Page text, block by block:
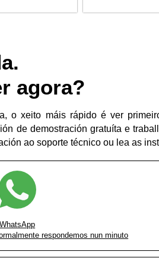
agora?
o xeito máis rápido é ver
de demostración gratuíta e
ao soporte técnico ou lea as
WhatsApp
respondemos nun minuto